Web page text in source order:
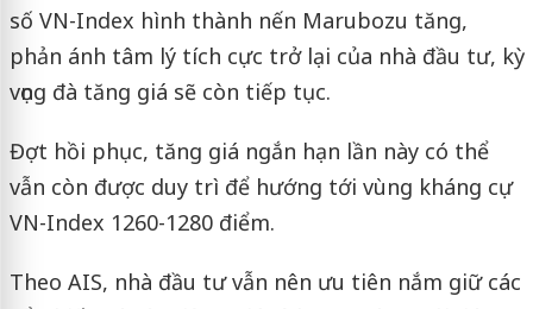
số VN-Index hình thành nến Marubozu tăng,
phản ánh tâm lý tích cực trở lại của nhà đầu tư, kỳ
vọng đà tăng giá sẽ còn tiếp tục.
Đợt hồi phục, tăng giá ngắn hạn lần này có thể
vẫn còn được duy trì để hướng tới vùng kháng cự
VN-Index 1260-1280 điểm.
Theo AIS, nhà đầu tư vẫn nên ưu tiên nắm giữ các